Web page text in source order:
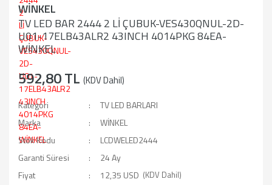
WİNKEL
TV LED BAR 2444 2 Lİ ÇUBUK-VES430QNUL-2D-
U01-17ELB43ALR2 43INCH 4014PKG 84EA-
WİNKEL
592,80 TL (KDV Dahil)
Kategori
TV LED BARLARI
Marka
WİNKEL
Stok Kodu
LCDWELED2444
Garanti Süresi
24 Ay
Fiyat
12,35 USD (KDV Dahil)